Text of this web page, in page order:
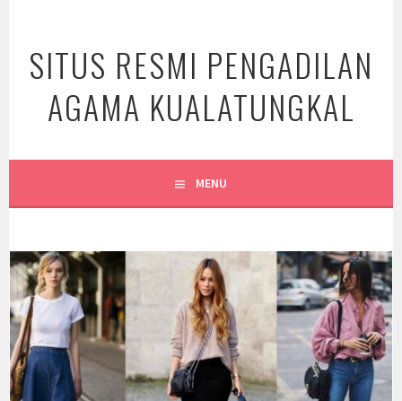
content
SITUS RESMI PENGADILAN
AGAMA KUALATUNGKAL
MENU